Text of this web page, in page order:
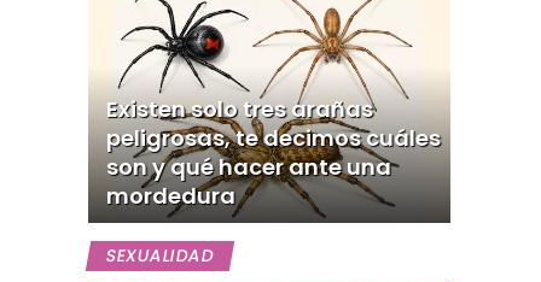
Existen solo tres arañas
peligrosas, te decimos cuáles
son y qué hacer ante una
mordedura
SEXUALIDAD